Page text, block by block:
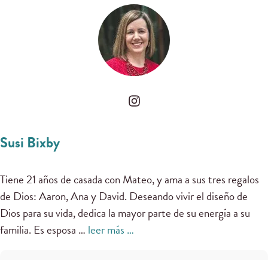
Susi Bixby
Tiene 21 años de casada con Mateo, y ama a sus tres regalos
de Dios: Aaron, Ana y David. Deseando vivir el diseño de
Dios para su vida, dedica la mayor parte de su energía a su
familia. Es esposa … leer más …